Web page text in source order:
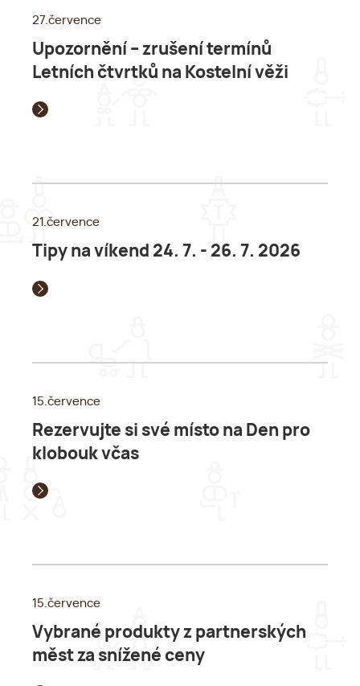
27.července
Upozornění – zrušení termínů
Letních čtvrtků na Kostelní věži
21.července
Tipy na víkend 24. 7. - 26. 7. 2026
15.července
Rezervujte si své místo na Den pro
klobouk včas
15.července
Vybrané produkty z partnerských
měst za snížené ceny